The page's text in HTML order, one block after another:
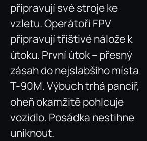
připravují své stroje ke
vzletu. Operátoři FPV
připravují tříštivé nálože k
útoku. První útok – přesný
zásah do nejslabšího místa
T-90M. Výbuch trhá pancíř,
oheň okamžitě pohlcuje
vozidlo. Posádka nestihne
uniknout.